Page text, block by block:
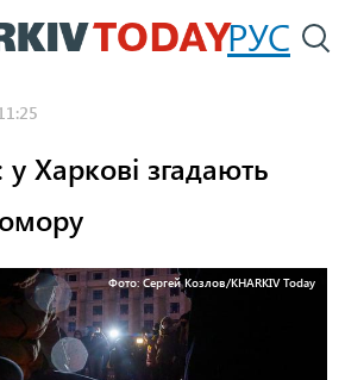
Перейти
до
РУС
Харкові згадають
Фото: Сергей Козлов/KHARKIV Today